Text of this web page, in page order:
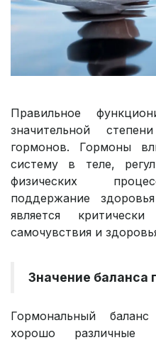
Правильное
значительной
гормонов. Гормоны
систему в теле,
физических
поддержание
является
самочувствия и
Значение баланса
Гормональный
хорошо различные